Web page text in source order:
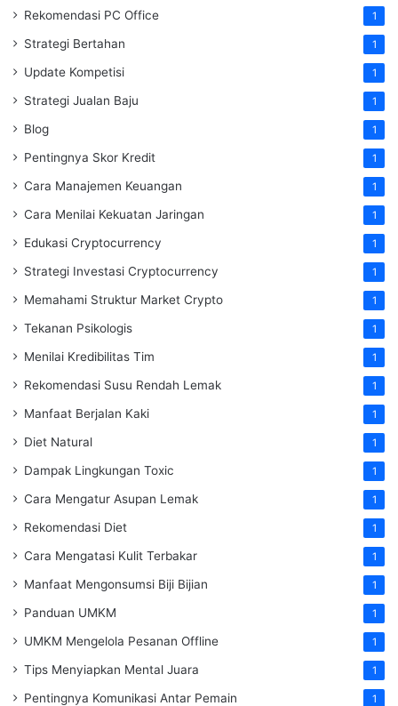
Rekomendasi PC Office 1
Strategi Bertahan 1
Update Kompetisi 1
Strategi Jualan Baju 1
Blog 1
Pentingnya Skor Kredit 1
Cara Manajemen Keuangan 1
Cara Menilai Kekuatan Jaringan 1
Edukasi Cryptocurrency 1
Strategi Investasi Cryptocurrency 1
Memahami Struktur Market Crypto 1
Tekanan Psikologis 1
Menilai Kredibilitas Tim 1
Rekomendasi Susu Rendah Lemak 1
Manfaat Berjalan Kaki 1
Diet Natural 1
Dampak Lingkungan Toxic 1
Cara Mengatur Asupan Lemak 1
Rekomendasi Diet 1
Cara Mengatasi Kulit Terbakar 1
Manfaat Mengonsumsi Biji Bijian 1
Panduan UMKM 1
UMKM Mengelola Pesanan Offline 1
Tips Menyiapkan Mental Juara 1
Pentingnya Komunikasi Antar Pemain 1